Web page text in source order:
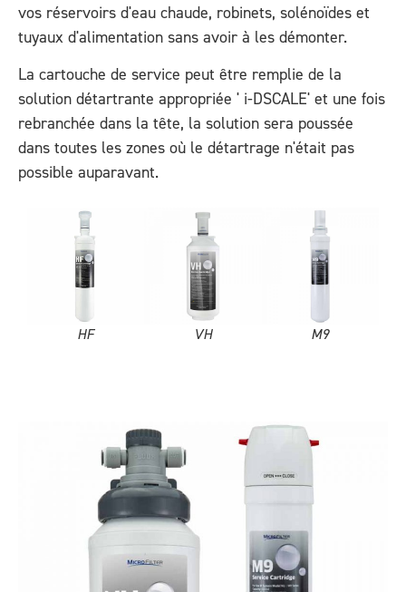
vos réservoirs d'eau chaude, robinets, solénoïdes et
tuyaux d'alimentation sans avoir à les démonter.
La cartouche de service peut être remplie de la
solution détartrante appropriée ' i-DSCALE' et une fois
rebranchée dans la tête, la solution sera poussée
dans toutes les zones où le détartrage n'était pas
possible auparavant.
HF VH M9